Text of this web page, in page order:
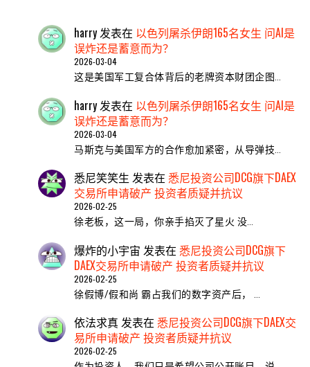
harry发表在 以色列屠杀伊朗165名女生 问AI是
误炸还是蓄意而为？
2026-03-04
这是美国军工复合体背后的老牌资本财团企图…
harry 发表在 以色列屠杀伊朗165名女生 问AI是
误炸还是蓄意而为？
2026-03-04
马斯克与美国军方的合作愈加紧密，从导弹技…
悉尼笑笑生 发表在 悉尼投资公司DCG旗下DAEX
交易所申请破产 投资者质疑并抗议
2026-02-25
​徐老板，这一局，你亲手掐灭了星火 ​没…
爆炸的小宇宙 发表在 悉尼投资公司DCG旗下
DAEX交易所申请破产 投资者质疑并抗议
2026-02-25
徐假博/假和尚 霸占我们的数字资产后， …
依法求真发表在 悉尼投资公司DCG旗下DAEX交
易所申请破产 投资者质疑并抗议
2026-02-25